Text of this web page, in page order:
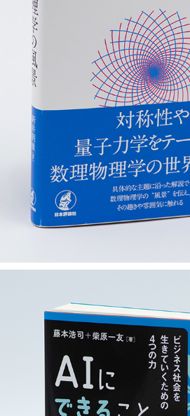
数理物理学の風
2019